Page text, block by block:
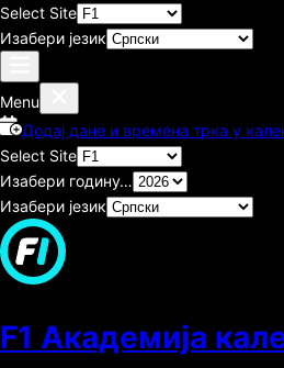
Select Site
Изабери језик
Menu
Додај дане и времена трка у
Select Site
Изабери годину…
Изабери језик
F1 Академија